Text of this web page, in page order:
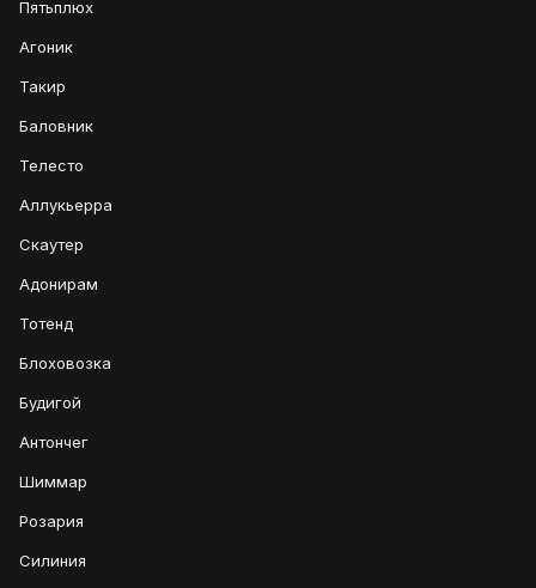
Пятьплюх
Агоник
Такир
Баловник
Телесто
Аллукьерра
Скаутер
Адонирам
Тотенд
Блоховозка
Будигой
Антончег
Шиммар
Розария
Силиния